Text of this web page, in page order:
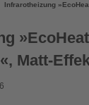
Infrarotheizung
Matt-